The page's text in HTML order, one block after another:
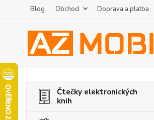
Blog Obchod Doprava a platba
Čtečky elektronických
knih